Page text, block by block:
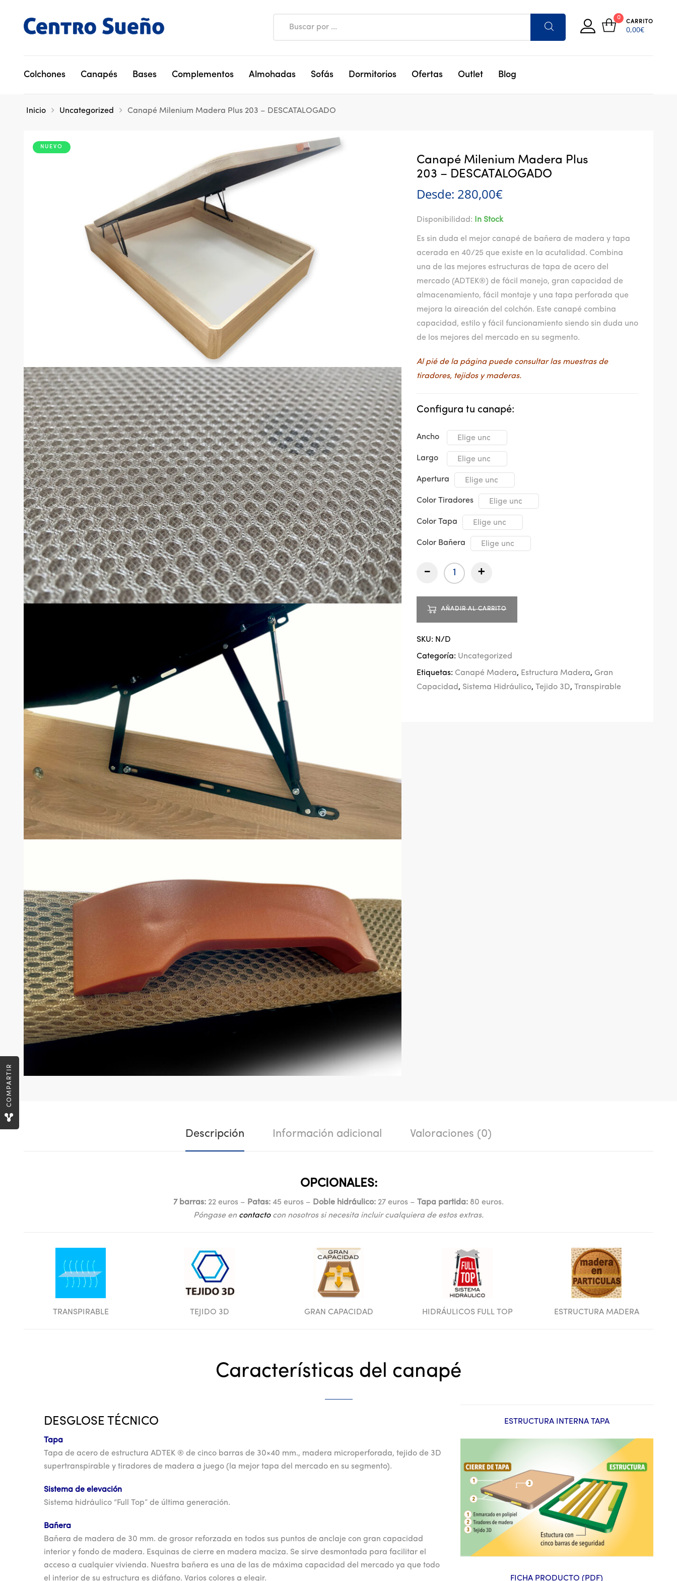
0
CARRITO
0,00€
Colchones Canapés Bases Complementos Almohadas Sofás Dormitorios Ofertas Outlet Blog
Inicio Uncategorized Canapé Milenium Madera Plus 203 – DESCATALOGADO
NUEVO
Canapé Milenium Madera Plus
203 – DESCATALOGADO
COMPARTIR
Desde: 280,00€
Disponibilidad: In Stock
Es sin duda el mejor canapé de bañera de madera y tapa
acerada en 40/25 que existe en la acutalidad. Combina
una de las mejores estructuras de tapa de acero del
mercado (ADTEK®) de fácil manejo, gran capacidad de
almacenamiento, fácil montaje y una tapa perforada que
mejora la aireación del colchón. Este canapé combina
capacidad, estilo y fácil funcionamiento siendo sin duda uno
de los mejores del mercado en su segmento.
Al pié de la página puede consultar las muestras de
tiradores, tejidos y maderas.
Configura tu canapé:
Ancho
Largo
Apertura
Color Tiradores
Color Tapa
Color Bañera
- +
AÑADIR AL CARRITO
SKU: N/D
Categoría: Uncategorized
Etiquetas: Canapé Madera, Estructura Madera, Gran
Capacidad, Sistema Hidráulico, Tejido 3D, Transpirable
Descripción Información adicional Valoraciones (0)
OPCIONALES:
7 barras: 22 euros – Patas: 45 euros – Doble hidráulico: 27 euros – Tapa partida: 80 euros.
Póngase en contactocon nosotros si necesita incluir cualquiera de estos extras.
TRANSPIRABLE TEJIDO 3D GRAN CAPACIDAD HIDRÁULICOS FULL TOP ESTRUCTURA MADERA
Características del canapé
DESGLOSE TÉCNICO
Tapa
Tapa de acero de estructura ADTEK ® de cinco barras de 30×40 mm., madera microperforada, tejido de 3D
supertranspirable y tiradores de madera a juego (la mejor tapa del mercado en su segmento).
Sistema de elevación
Sistema hidráulico “Full Top” de última generación.
Bañera
Bañera de madera de 30 mm. de grosor reforzada en todos sus puntos de anclaje con gran capacidad
interior y fondo de madera. Esquinas de cierre en madera maciza. Se sirve desmontada para facilitar el
acceso a cualquier vivienda. Nuestra bañera es una de las de máxima capacidad del mercado ya que todo
el interior de su estructura es diáfano. Varios colores a elegir.
ESTRUCTURA INTERNA TAPA
FICHA PRODUCTO (PDF)